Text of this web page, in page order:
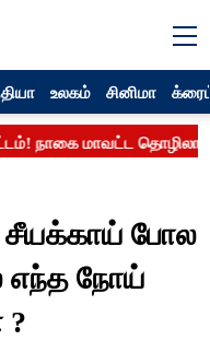
உலகம் சினிமா
சீயக்காய் போல
எந்த நோய்
?